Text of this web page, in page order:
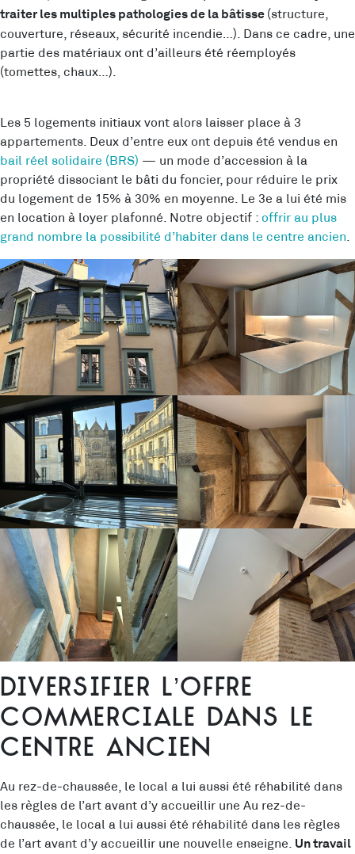
traiter les multiples pathologies de la bâtisse (structure,
couverture, réseaux, sécurité incendie…). Dans ce cadre, une
partie des matériaux ont d’ailleurs été réemployés
(tomettes, chaux…).
Les 5 logements initiaux vont alors laisser place à 3
appartements. Deux d’entre eux ont depuis été vendus en
bail réel solidaire (BRS) — un mode d’accession à la
propriété dissociant le bâti du foncier, pour réduire le prix
du logement de 15% à 30% en moyenne. Le 3e a lui été mis
en location à loyer plafonné. Notre objectif : offrir au plus
grand nombre la possibilité d’habiter dans le centre ancien.
Diversifier l’offre
commerciale dans le
centre ancien
Au rez-de-chaussée, le local a lui aussi été réhabilité dans
les règles de l’art avant d’y accueillir une Au rez-de-
chaussée, le local a lui aussi été réhabilité dans les règles
de l’art avant d’y accueillir une nouvelle enseigne. Un travail